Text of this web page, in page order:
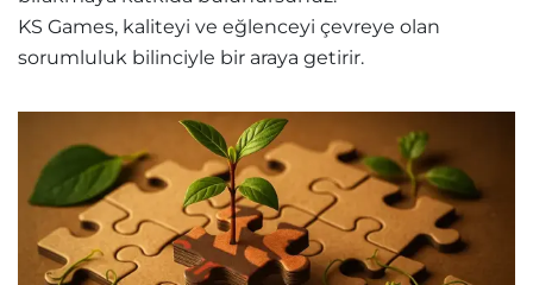
KS Games, kaliteyi ve eğlenceyi çevreye olan
sorumluluk bilinciyle bir araya getirir.